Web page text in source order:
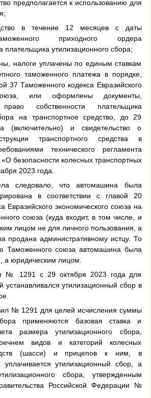
предполагается к использованию для
в течение 12 месяцев с даты
приходного ордера
плательщика утилизационного сбора;
налоги уплачены по единым ставкам
таможенного платежа в порядке,
37 Таможенного кодекса Евразийского
или оформлены документы,
собственности плательщика
на транспортное средство, до 29
(включительно) и свидетельство о
транспортного средства в
технического регламента
безопасности колесных транспортных
2023 года.
следовало, что автомашина была
в соответствии с главой 20
Евразийского экономического союза на
союза (куда входит, в том числе, и
лицом не для личного пользования, а
продана административному истцу. То
Таможенного союза автомашина была
а юридическим лицом.
№ 1291 с 29 октября 2023 года для
устанавливался утилизационный сбор в
№ 1291 для целей исчисления суммы
применяются базовая ставка и
размера утилизационного сбора,
видов и категорий колесных
(шасси) и прицепов к ним, в
уплачивается утилизационный сбор, а
сбора, утвержденным
Российской Федерации №